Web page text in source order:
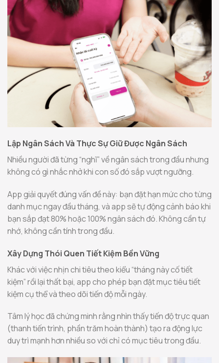
Lập Ngân Sách Và Thực Sự Giữ Được Ngân Sách
Nhiều người đã từng “nghĩ” về ngân sách trong đầu nhưng
không có gì nhắc nhở khi con số đó sắp vượt ngưỡng.
App giải quyết đúng vấn đề này: bạn đặt hạn mức cho từng
danh mục ngay đầu tháng, và app sẽ tự động cảnh báo khi
bạn sắp đạt 80% hoặc 100% ngân sách đó. Không cần tự
nhớ, không cần tính trong đầu.
Xây Dựng Thói Quen Tiết Kiệm Bền Vững
Khác với việc nhịn chi tiêu theo kiểu “tháng này cố tiết
kiệm” rồi lại thất bại, app cho phép bạn đặt mục tiêu tiết
kiệm cụ thể và theo dõi tiến độ mỗi ngày.
Tâm lý học đã chứng minh rằng nhìn thấy tiến độ trực quan
(thanh tiến trình, phần trăm hoàn thành) tạo ra động lực
duy trì mạnh hơn nhiều so với chỉ có mục tiêu trong đầu.